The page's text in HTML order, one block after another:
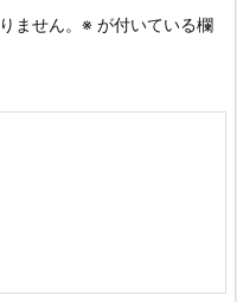
ません。 ※ が付いている欄